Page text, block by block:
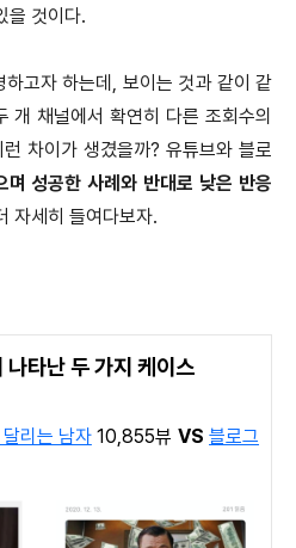
을 것이다.
고자 하는데, 보이는 것과 같이 같
개 채널에서 확연히 다른 조회수의
차이가 생겼을까? 유튜브와 블로
며 성공한 사례와 반대로 낮은 반응
자세히 들여다보자.
타난 두 가지 케이스
리는 남자 10,855뷰 VS 블로그